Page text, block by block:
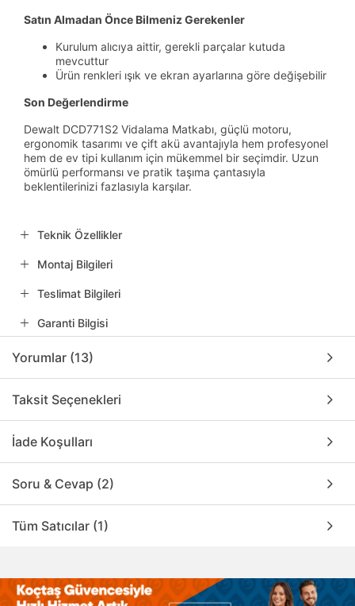
Satın Almadan Önce Bilmeniz Gerekenler
Kurulum alıcıya aittir, gerekli parçalar kutuda
mevcuttur
Ürün renkleri ışık ve ekran ayarlarına göre değişebilir
Son Değerlendirme
Dewalt DCD771S2 Vidalama Matkabı, güçlü motoru,
ergonomik tasarımı ve çift akü avantajıyla hem profesyonel
hem de ev tipi kullanım için mükemmel bir seçimdir. Uzun
ömürlü performansı ve pratik taşıma çantasıyla
beklentilerinizi fazlasıyla karşılar.
Teknik Özellikler
Montaj Bilgileri
Teslimat Bilgileri
Garanti Bilgisi
Yorumlar (13)
Taksit Seçenekleri
İade Koşulları
Soru & Cevap (2)
Tüm Satıcılar (1)